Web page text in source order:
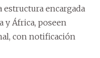
estructura encargada
y África, poseen
con notificación